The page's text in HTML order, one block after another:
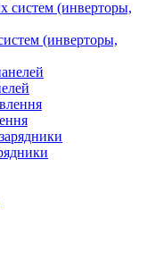
(инверторы,